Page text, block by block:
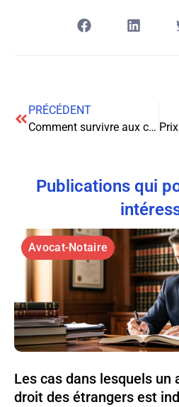
PRÉCÉDENT
Comment survivre aux cours L1 droit en 10 étapes clés
Publications qui
Avocat-Notaire
Les cas dans lesquels un
droit des étrangers est